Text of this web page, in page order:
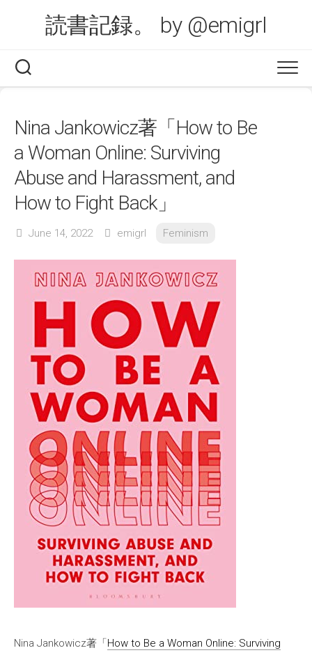
読書記録。 by @emigrl
Nina Jankowicz著「How to Be
a Woman Online: Surviving
Abuse and Harassment, and
How to Fight Back」
June 14, 2022 emigrl Feminism
Nina Jankowicz著「How to Be a Woman Online: Surviving